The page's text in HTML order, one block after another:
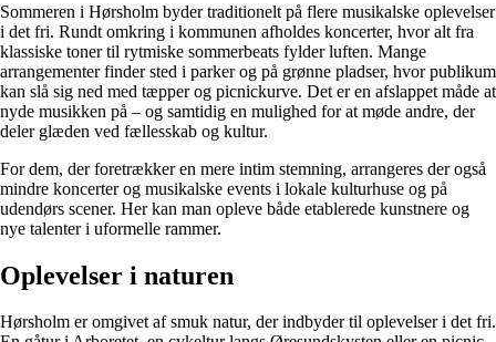
Sommeren i Hørsholm byder traditionelt på flere musikalske oplevelser
i det fri. Rundt omkring i kommunen afholdes koncerter, hvor alt fra
klassiske toner til rytmiske sommerbeats fylder luften. Mange
arrangementer finder sted i parker og på grønne pladser, hvor publikum
kan slå sig ned med tæpper og picnickurve. Det er en afslappet måde at
nyde musikken på – og samtidig en mulighed for at møde andre, der
deler glæden ved fællesskab og kultur.
For dem, der foretrækker en mere intim stemning, arrangeres der også
mindre koncerter og musikalske events i lokale kulturhuse og på
udendørs scener. Her kan man opleve både etablerede kunstnere og
nye talenter i uformelle rammer.
Oplevelser i naturen
Hørsholm er omgivet af smuk natur, der indbyder til oplevelser i det fri.